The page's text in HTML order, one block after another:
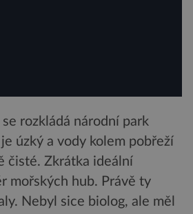
rozkládá národní park
úzký a vody kolem pobřeží
čisté. Zkrátka ideální
mořských hub. Právě ty
Nebyl sice biolog, ale měl